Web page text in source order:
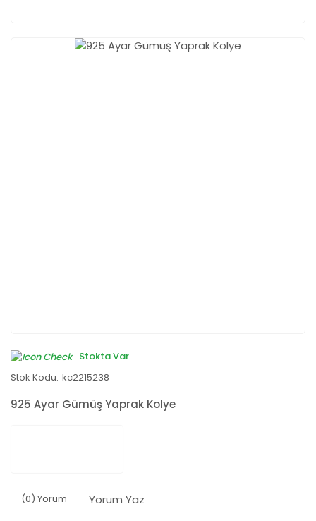
Stokta Var
Stok Kodu: kc2215238
925 Ayar Gümüş Yaprak Kolye
(0) Yorum Yorum Yaz